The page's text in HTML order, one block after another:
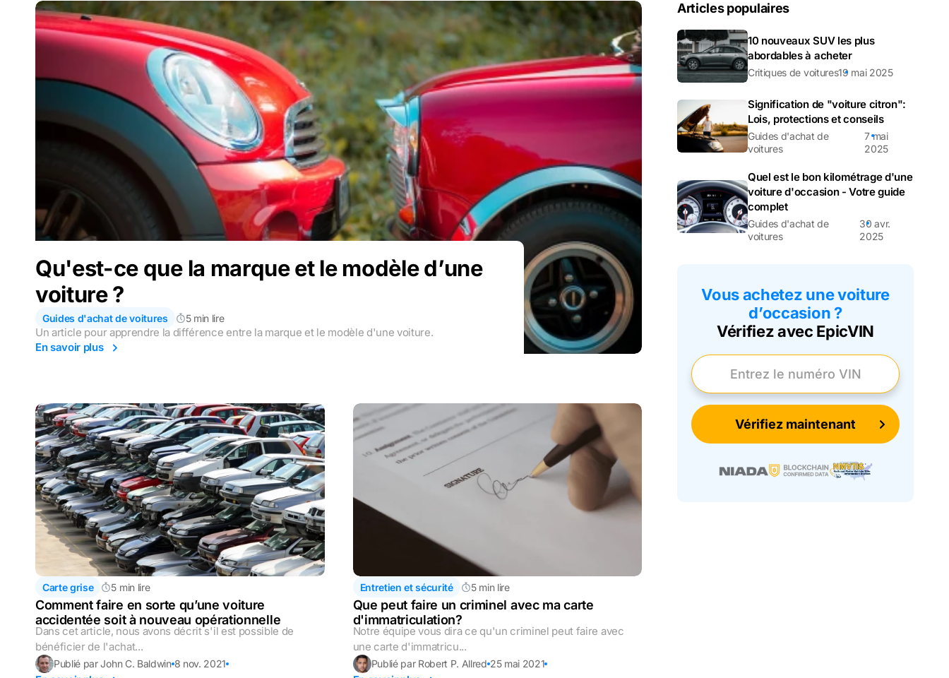
Qu'est-ce que la marque et le modèle d’une
voiture ?
Guides d'achat de voitures 5 min lire
Un article pour apprendre la différence entre la marque et le modèle d'une voiture.
En savoir plus
Carte grise 5 min lire
Comment faire en sorte qu’une voiture
accidentée soit à nouveau opérationnelle
Dans cet article, nous avons décrit s'il est possible de
bénéficier de l'achat...
Publié par John C. Baldwin 8 nov. 2021
Entretien et sécurité 5 min lire
Que peut faire un criminel avec ma carte
d'immatriculation?
Notre équipe vous dira ce qu'un criminel peut faire avec
une carte d'immatricu...
Publié par Robert P. Allred 25 mai 2021
Articles populaires
10 nouveaux SUV les plus
abordables à acheter
Critiques de voitures19 mai 2025
Signification de "voiture citron":
Lois, protections et conseils
Guides d'achat de
voitures
7 mai
2025
Quel est le bon kilométrage d'une
voiture d'occasion - Votre guide
complet
Guides d'achat de
voitures
30 avr.
2025
Vous achetez une voiture
d’occasion ?
Vérifiez avec EpicVIN
Entrez le numéro VIN
Vérifiez maintenant